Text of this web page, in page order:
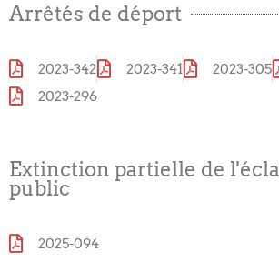
Arrêtés de déport
2023-342 2023-341 2023-305
2023-296
Extinction partielle de
public
2025-094